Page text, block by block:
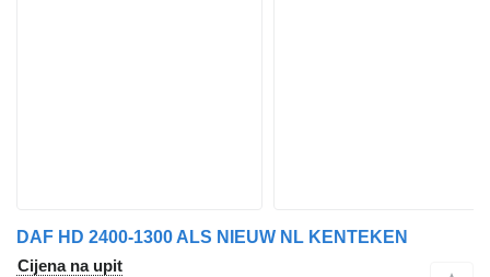
DAF HD 2400-1300 ALS NIEUW NL KENTEKEN
Cijena na upit